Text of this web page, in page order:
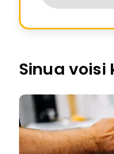
Sinua